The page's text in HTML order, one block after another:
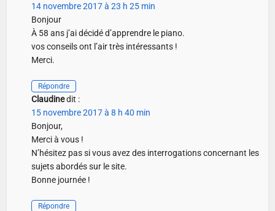
14 novembre 2017 à 23 h 25 min
Bonjour
À 58 ans j’ai décidé d’apprendre le piano.
vos conseils ont l’air très intéressants !
Merci.
Répondre
Claudinedit :
15 novembre 2017 à 8 h 40 min
Bonjour,
Merci à vous !
N’hésitez pas si vous avez des interrogations concernant les
sujets abordés sur le site.
Bonne journée !
Répondre